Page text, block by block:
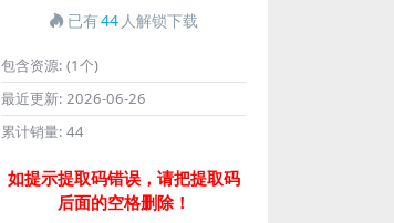
已有44 人解锁下载
包含资源: (1个)
最近更新: 2026-06-26
累计销量: 44
如提示提取码错误，请把提取码
后面的空格删除！